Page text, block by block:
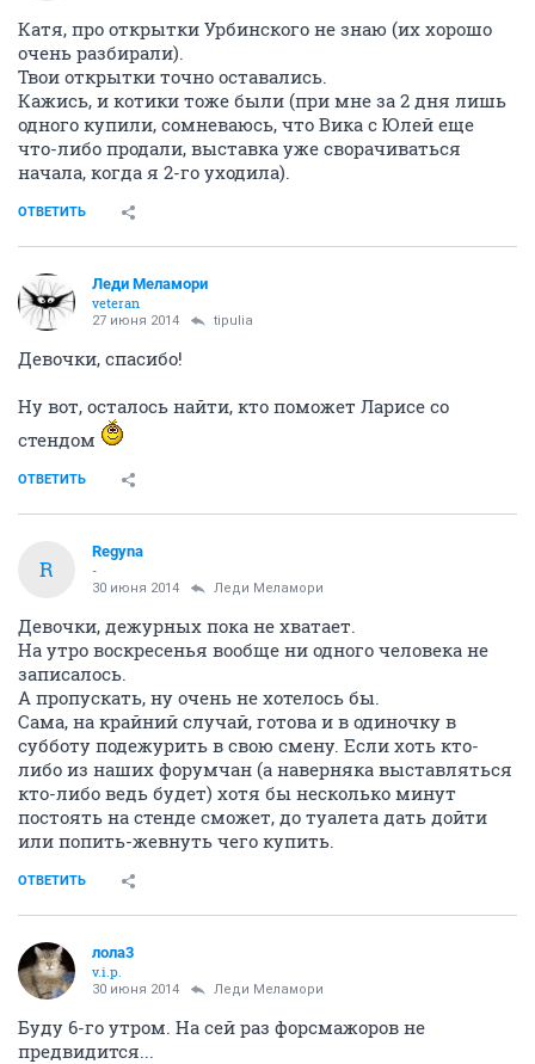
Катя, про открытки Урбинского не знаю (их хорошо
очень разбирали).
Твои открытки точно оставались.
Кажись, и котики тоже были (при мне за 2 дня лишь
одного купили, сомневаюсь, что Вика с Юлей еще
что-либо продали, выставка уже сворачиваться
начала, когда я 2-го уходила).
ОТВЕТИТЬ
Леди Меламори
veteran
27 июня 2014 tipulia
Девочки, спасибо!
Ну вот, осталось найти, кто поможет Ларисе со
стендом
ОТВЕТИТЬ
R
Regyna
-
30 июня 2014 Леди Меламори
Девочки, дежурных пока не хватает.
На утро воскресенья вообще ни одного человека не
записалось.
А пропускать, ну очень не хотелось бы.
Сама, на крайний случай, готова и в одиночку в
субботу подежурить в свою смену. Если хоть кто-
либо из наших форумчан (а наверняка выставляться
кто-либо ведь будет) хотя бы несколько минут
постоять на стенде сможет, до туалета дать дойти
или попить-жевнуть чего купить.
ОТВЕТИТЬ
лола3
v.i.p.
30 июня 2014 Леди Меламори
Буду 6-го утром. На сей раз форсмажоров не
предвидится...